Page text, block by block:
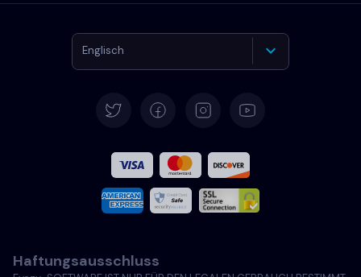
Englisch
Französisch
Italiano
Português
Haftungsausschluss